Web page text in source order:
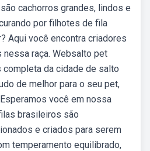
cachorros grandes, lindos e
por filhotes de fila
Aqui você encontra criadores
raça. Websalto pet
completa da cidade de salto
de melhor para o seu pet,
você em nossa
brasileiros são
e criados para serem
temperamento equilibrado,